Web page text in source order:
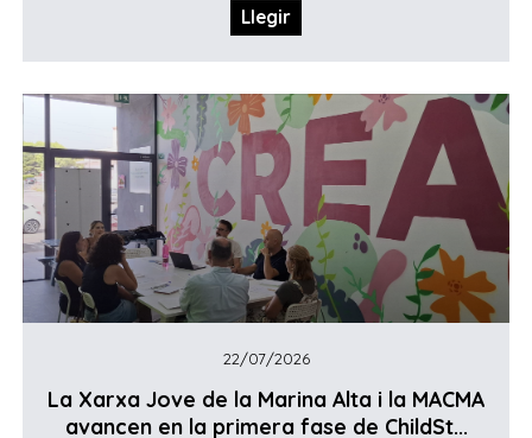
Llegir
22/07/2026
La Xarxa Jove de la Marina Alta i la MACMA
avancen en la primera fase de ChildSt...